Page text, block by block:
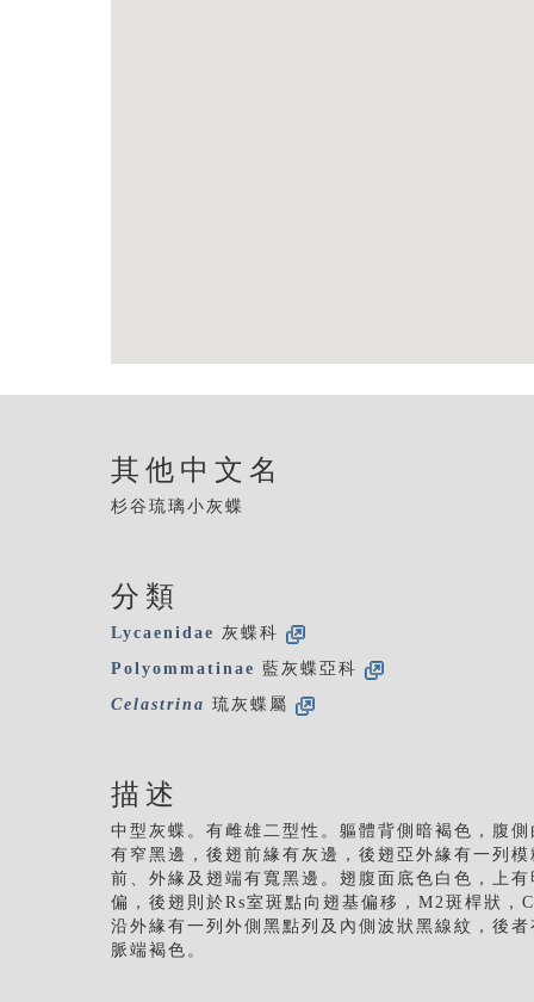
其他中文名
杉谷琉璃小灰蝶
分類
Lycaenidae 灰蝶科
Polyommatinae 藍灰蝶亞科
Celastrina 琉灰蝶屬
描述
中型灰蝶。有雌雄二型性。軀體背側暗褐色，腹
有窄黑邊，後翅前緣有灰邊，後翅亞外緣有一列
前、外緣及翅端有寬黑邊。翅腹面底色白色，上
偏，後翅則於Rs室斑點向翅基偏移，M2斑桿狀
沿外緣有一列外側黑點列及內側波狀黑線紋，後
脈端褐色。